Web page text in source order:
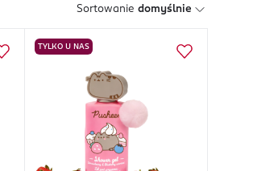
Sortowanie domyślnie
TYLKO U NAS